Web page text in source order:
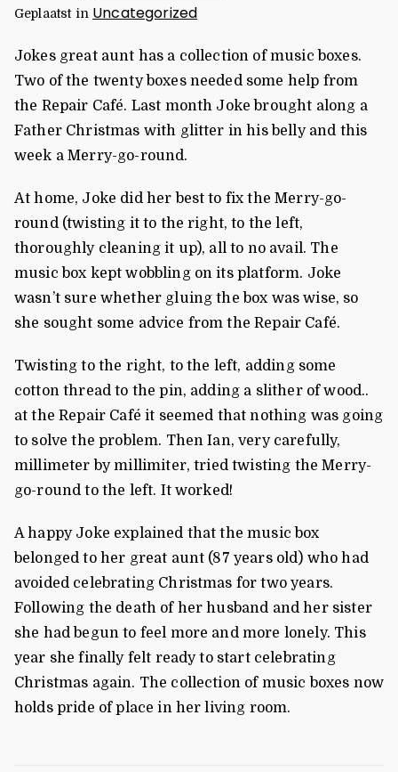
Geplaatst in Uncategorized
Jokes great aunt has a collection of music boxes.
Two of the twenty boxes needed some help from
the Repair Café. Last month Joke brought along a
Father Christmas with glitter in his belly and this
week a Merry-go-round.
At home, Joke did her best to fix the Merry-go-
round (twisting it to the right, to the left,
thoroughly cleaning it up), all to no avail. The
music box kept wobbling on its platform. Joke
wasn’t sure whether gluing the box was wise, so
she sought some advice from the Repair Café.
Twisting to the right, to the left, adding some
cotton thread to the pin, adding a slither of wood..
at the Repair Café it seemed that nothing was going
to solve the problem. Then Ian, very carefully,
millimeter by millimiter, tried twisting the Merry-
go-round to the left. It worked!
A happy Joke explained that the music box
belonged to her great aunt (87 years old) who had
avoided celebrating Christmas for two years.
Following the death of her husband and her sister
she had begun to feel more and more lonely. This
year she finally felt ready to start celebrating
Christmas again. The collection of music boxes now
holds pride of place in her living room.